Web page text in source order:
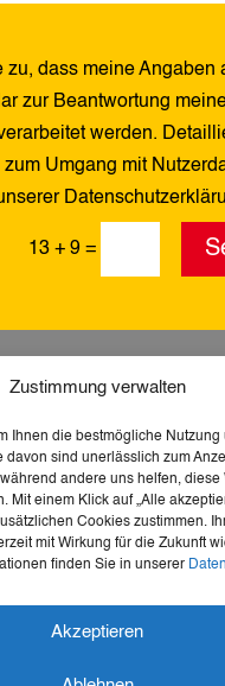
Zustimmung verwalten
Ihnen die bestmögliche Nutzung
davon sind unerlässlich zum
andere uns helfen, diese
Mit einem Klick auf „Alle
Cookies zustimmen.
mit Wirkung für die Zukunft
finden Sie in unserer
Akzeptieren
zu, dass meine Angaben
zur Beantwortung
werden.
Umgang mit
13 + 9 =
– für mehr Teilhabe,